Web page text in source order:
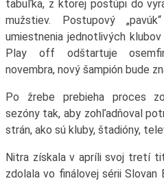
tabuľka, z ktorej postúpi do
mužstiev. Postupový
umiestnenia jednotlivých
Play off odštartuje
novembra, nový šampión bude
Po žrebe prebieha proces
sezóny tak, aby zohľadňoval
strán, ako sú kluby, štadióny,
Nitra získala v apríli svoj tretí
zdolala vo finálovej sérii Slovan